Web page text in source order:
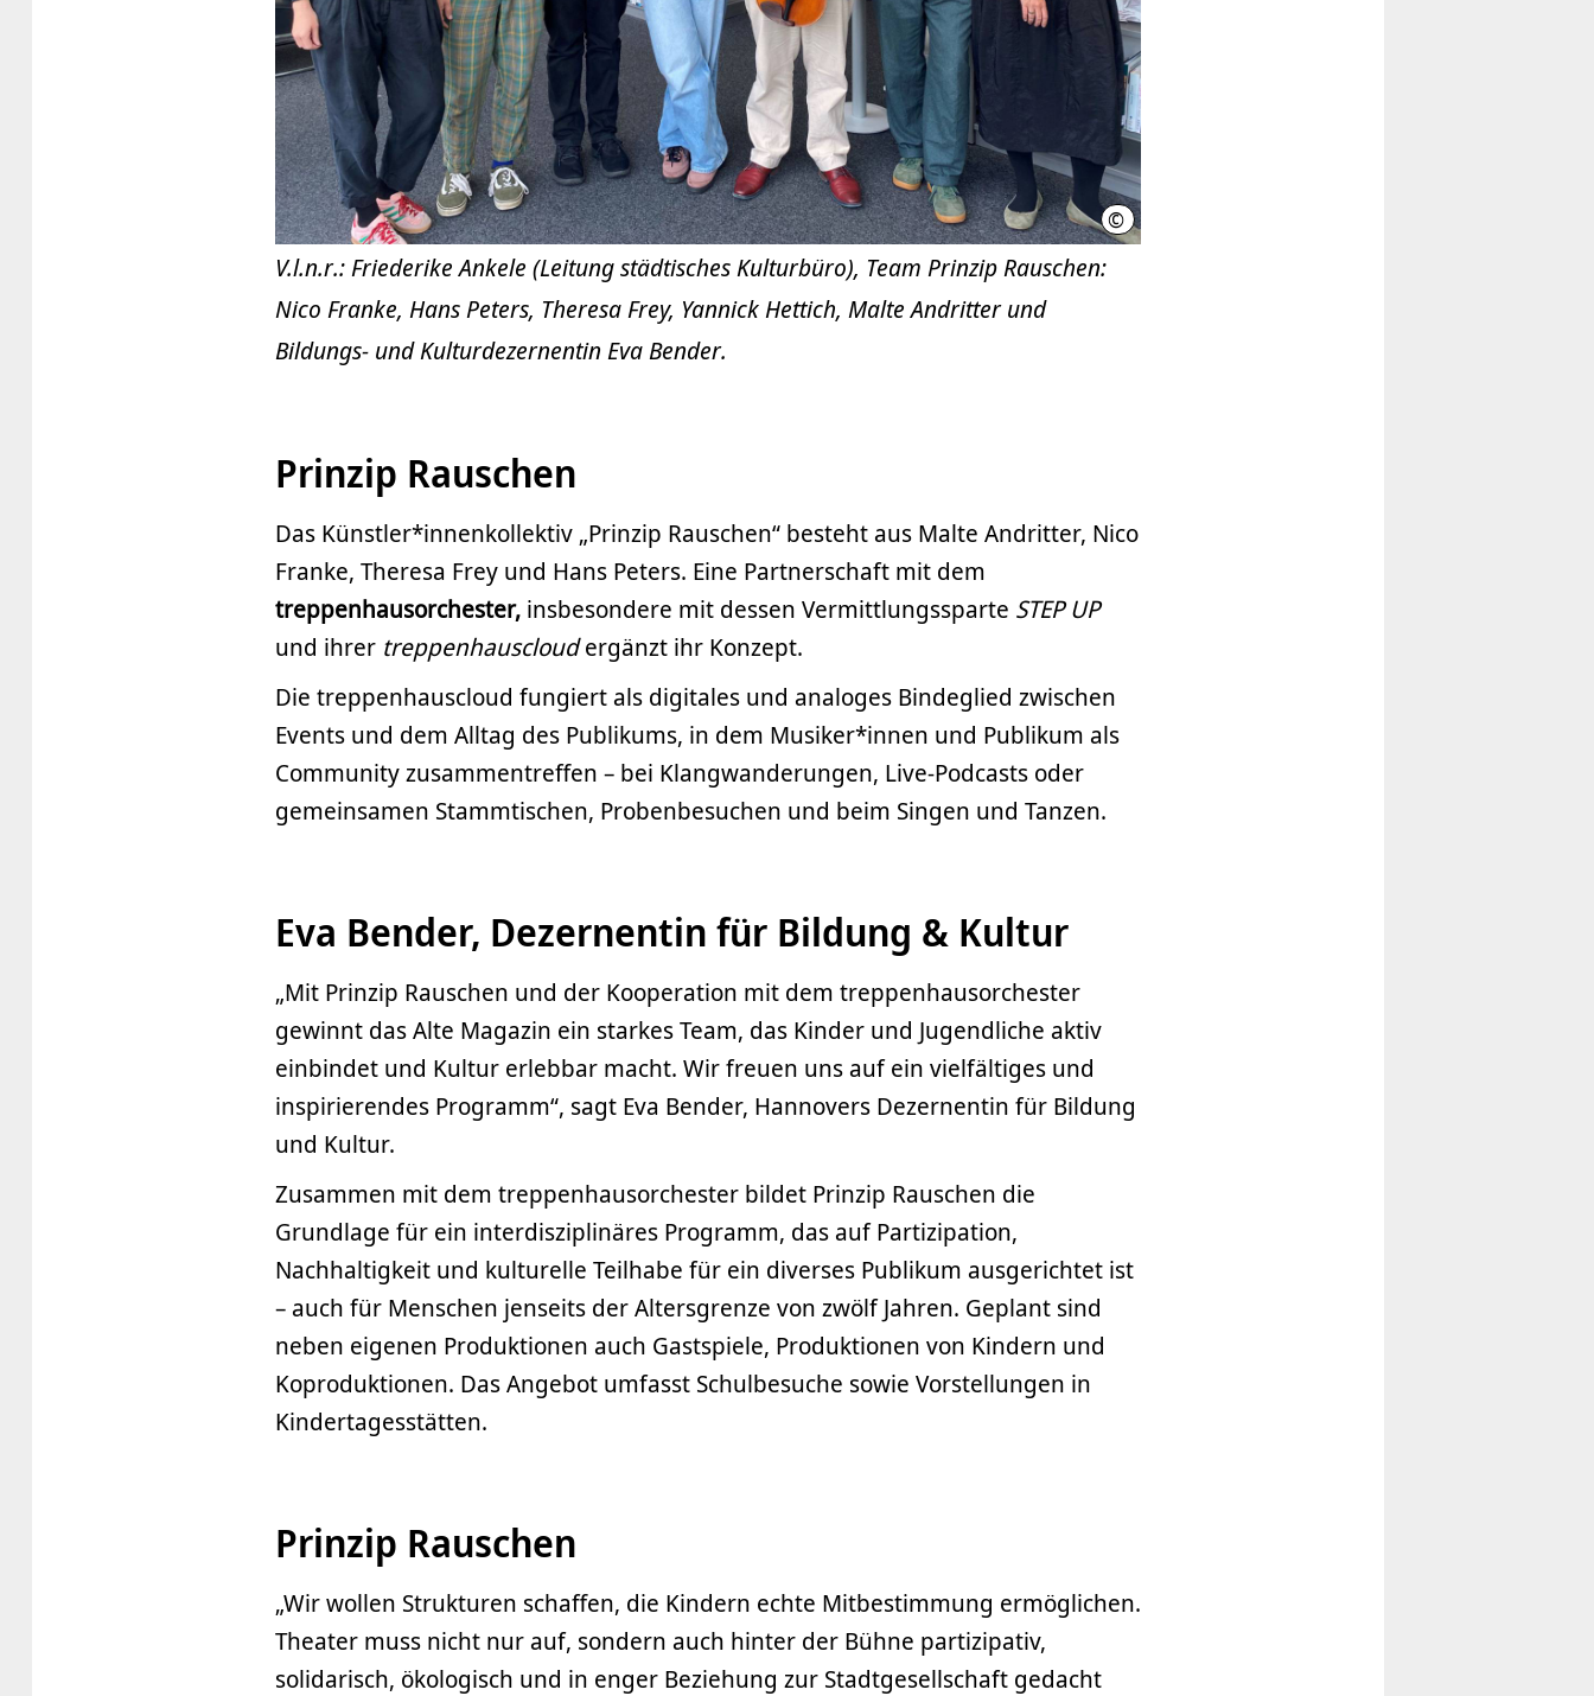
© LHH
V.l.n.r.: Friederike Ankele (Leitung städtisches Kulturbüro), Team Prinzip Rauschen:
Nico Franke, Hans Peters, Theresa Frey, Yannick Hettich, Malte Andritter und
Bildungs- und Kulturdezernentin Eva Bender.
Prinzip Rauschen
Das Künstler*innenkollektiv „Prinzip Rauschen“ besteht aus Malte Andritter, Nico
Franke, Theresa Frey und Hans Peters. Eine Partnerschaft mit dem
treppenhausorchester, insbesondere mit dessen Vermittlungssparte STEP UP
und ihrer treppenhauscloudergänzt ihr Konzept.
Die treppenhauscloud fungiert als digitales und analoges Bindeglied zwischen
Events und dem Alltag des Publikums, in dem Musiker*innen und Publikum als
Community zusammentreffen – bei Klangwanderungen, Live-Podcasts oder
gemeinsamen Stammtischen, Probenbesuchen und beim Singen und Tanzen.
Eva Bender, Dezernentin für Bildung & Kultur
„Mit Prinzip Rauschen und der Kooperation mit dem treppenhausorchester
gewinnt das Alte Magazin ein starkes Team, das Kinder und Jugendliche aktiv
einbindet und Kultur erlebbar macht. Wir freuen uns auf ein vielfältiges und
inspirierendes Programm“, sagt Eva Bender, Hannovers Dezernentin für Bildung
und Kultur.
Zusammen mit dem treppenhausorchester bildet Prinzip Rauschen die
Grundlage für ein interdisziplinäres Programm, das auf Partizipation,
Nachhaltigkeit und kulturelle Teilhabe für ein diverses Publikum ausgerichtet ist
– auch für Menschen jenseits der Altersgrenze von zwölf Jahren. Geplant sind
neben eigenen Produktionen auch Gastspiele, Produktionen von Kindern und
Koproduktionen. Das Angebot umfasst Schulbesuche sowie Vorstellungen in
Kindertagesstätten.
Prinzip Rauschen
„Wir wollen Strukturen schaffen, die Kindern echte Mitbestimmung ermöglichen.
Theater muss nicht nur auf, sondern auch hinter der Bühne partizipativ,
solidarisch, ökologisch und in enger Beziehung zur Stadtgesellschaft gedacht